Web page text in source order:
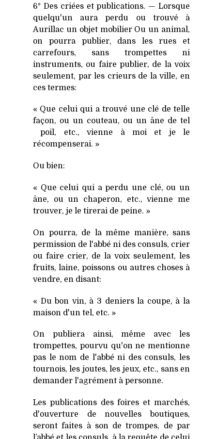
6° Des criées et publications. — Lorsque
quelqu'un aura perdu ou trouvé à
Aurillac un objet mobilier Ou un animal,
on pourra publier, dans les rues et
carrefours, sans trompettes ni
instruments, ou faire publier, de la voix
seulement, par les crieurs de la ville, en
ces termes:
« Que celui qui a trouvé une clé de telle
façon, ou un couteau, ou un âne de tel
poil, etc., vienne à moi et je le
récompenserai. »
Ou bien:
« Que celui qui a perdu une clé, ou un
âne, ou un chaperon, etc., vienne me
trouver, je le tirerai de peine. »
On pourra, de la même manière, sans
permission de l'abbé ni des consuls, crier
ou faire crier, de la voix seulement, les
fruits, laine, poissons ou autres choses à
vendre, en disant:
« Du bon vin, à 3 deniers la coupe, à la
maison d'un tel, etc. »
On publiera ainsi, même avec les
trompettes, pourvu qu'on ne mentionne
pas le nom de l'abbé ni des consuls, les
tournois, les joutes, les jeux, etc., sans en
demander l'agrément à personne.
Les publications des foires et marchés,
d'ouverture de nouvelles boutiques,
seront faites à son de trompes, de par